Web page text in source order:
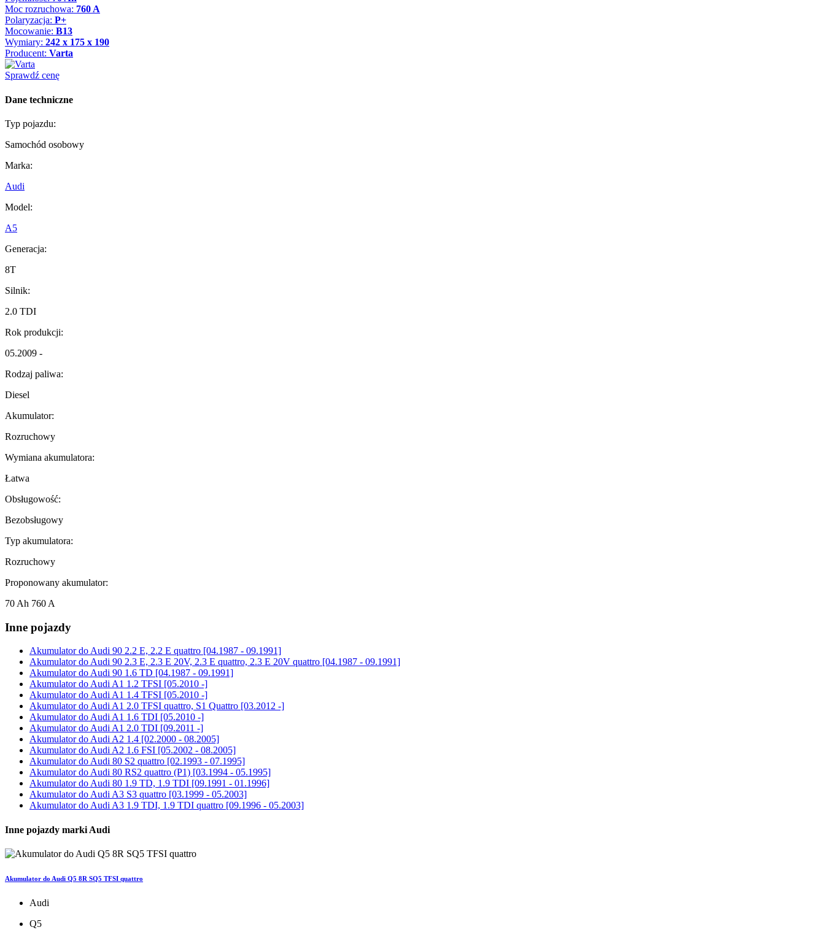
Moc rozruchowa: 760 A
Polaryzacja: P+
Mocowanie: B13
Wymiary: 242 x 175 x 190
Producent: Varta
Sprawdź cenę
Dane techniczne
Typ pojazdu:
Samochód osobowy
Marka:
Audi
Model:
A5
Generacja:
8T
Silnik:
2.0 TDI
Rok produkcji:
05.2009 -
Rodzaj paliwa:
Diesel
Akumulator:
Rozruchowy
Wymiana akumulatora:
Łatwa
Obsługowość:
Bezobsługowy
Typ akumulatora:
Rozruchowy
Proponowany akumulator:
70 Ah 760 A
Inne pojazdy
Akumulator do Audi 90 2.2 E, 2.2 E quattro [04.1987 - 09.1991]
Akumulator do Audi 90 2.3 E, 2.3 E 20V, 2.3 E quattro, 2.3 E 20V quattro [04.1987 - 09.1991]
Akumulator do Audi 90 1.6 TD [04.1987 - 09.1991]
Akumulator do Audi A1 1.2 TFSI [05.2010 -]
Akumulator do Audi A1 1.4 TFSI [05.2010 -]
Akumulator do Audi A1 2.0 TFSI quattro, S1 Quattro [03.2012 -]
Akumulator do Audi A1 1.6 TDI [05.2010 -]
Akumulator do Audi A1 2.0 TDI [09.2011 -]
Akumulator do Audi A2 1.4 [02.2000 - 08.2005]
Akumulator do Audi A2 1.6 FSI [05.2002 - 08.2005]
Akumulator do Audi 80 S2 quattro [02.1993 - 07.1995]
Akumulator do Audi 80 RS2 quattro (P1) [03.1994 - 05.1995]
Akumulator do Audi 80 1.9 TD, 1.9 TDI [09.1991 - 01.1996]
Akumulator do Audi A3 S3 quattro [03.1999 - 05.2003]
Akumulator do Audi A3 1.9 TDI, 1.9 TDI quattro [09.1996 - 05.2003]
Inne pojazdy marki Audi
Akumulator do Audi Q5 8R SQ5 TFSI quattro
Audi
Q5